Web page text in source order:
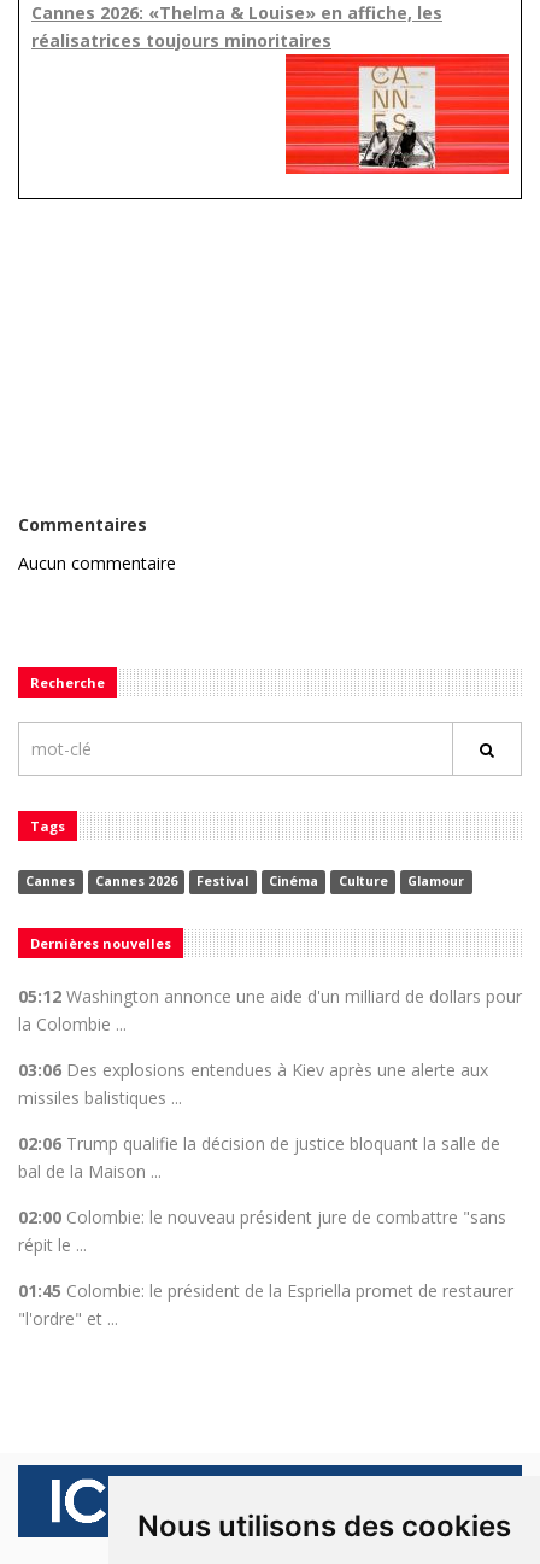
Nous utilisons des cookies
Cannes 2026: «Thelma & Louise» en affiche, les
réalisatrices toujours minoritaires
Commentaires
Aucun commentaire
Recherche
Tags
Cannes Cannes 2026 Festival Cinéma Culture Glamour
Dernières nouvelles
05:12 Washington annonce une aide d'un milliard de dollars pour
la Colombie ...
03:06 Des explosions entendues à Kiev après une alerte aux
missiles balistiques ...
02:06 Trump qualifie la décision de justice bloquant la salle de
bal de la Maison ...
02:00 Colombie: le nouveau président jure de combattre "sans
répit le ...
01:45 Colombie: le président de la Espriella promet de restaurer
"l'ordre" et ...